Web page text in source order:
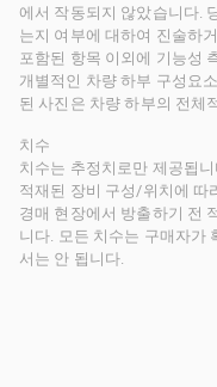
에서 작동되지 않았습니다.
는지 여부에 대하여 진술하
포함된 항목 이외에 기능성
개별적인 차량 하부 구성요
된 사진은 차량 하부의 전체
치수
치수는 추정치로만 제공됩
적재된 장비 구성/위치에 따
경매 현장에서 방출하기 전
니다. 모든 치수는 구매자가
서는 안 됩니다.